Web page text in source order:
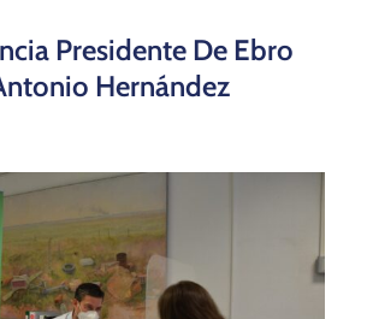
Presidente De Ebro
Hernández